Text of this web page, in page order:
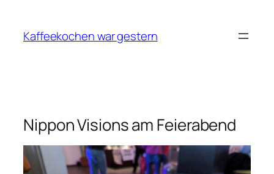
springen
Kaffeekochen war gestern
Nippon Visions am Feierabend